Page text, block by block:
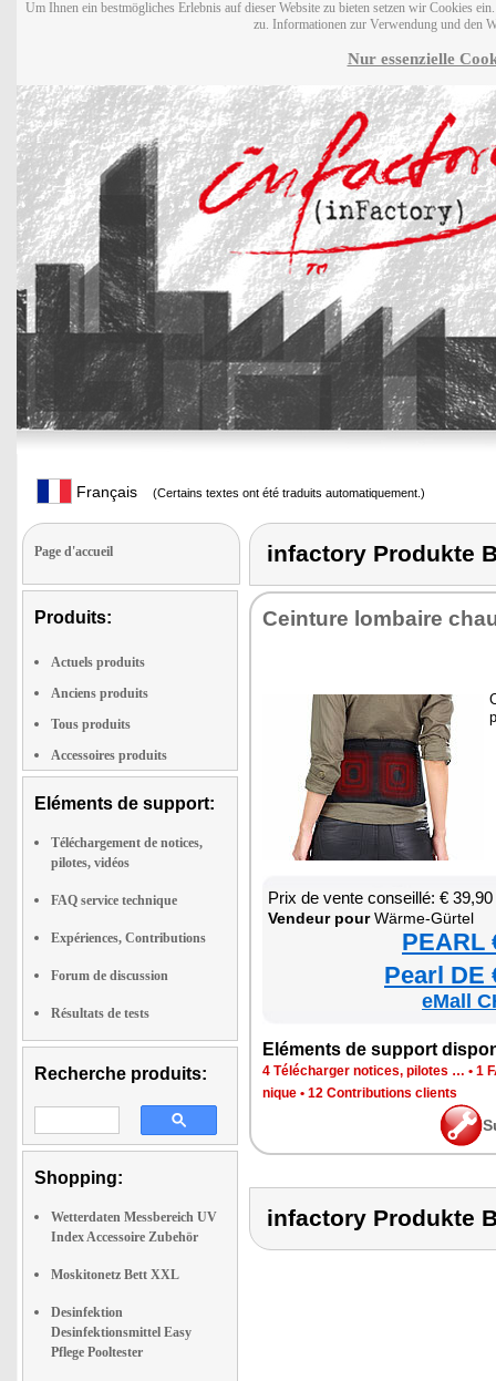
Um Ihnen ein bestmögliches Erlebnis auf dieser Website zu bieten setzen wir Cookies
zu. Informationen zur Verwendung und den
Nur essenzielle
Français (Certains textes ont été traduits automatiquement.)
Page d'accueil
Produits:
Actuels produits
Anciens produits
Tous produits
Accessoires produits
Eléments de support:
Téléchargement de notices,
pilotes, vidéos
FAQ service technique
Expériences, Contributions
Forum de discussion
Résultats de tests
Recherche produits:
Shopping:
Wetterdaten Messbereich UV
Index Accessoire Zubehör
Moskitonetz Bett XXL
Desinfektion
Desinfektionsmittel Easy
Pflege Pooltester
infactory Produkte
Cein­ture lom­baire
Prix de vente conseillé: € 39,90
Ven­deur pourWärme-Gür­tel
PEARL
Pearl DE
eMall
Elé­ments de sup­port
4 Télé­char­ger notices, pilotes … • 1
nique • 12 Contri­bu­tions clients
infactory Produkte